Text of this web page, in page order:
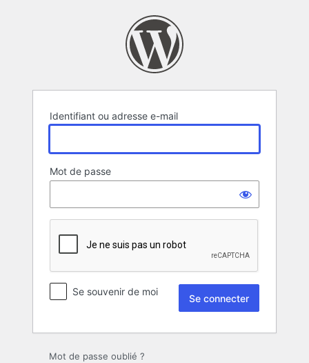
Identifiant ou adresse e-mail
Mot de passe
Se souvenir de moi
Mot de passe oublié ?